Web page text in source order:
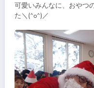
可愛いみんなに、おやつ
た＼(^o^)／